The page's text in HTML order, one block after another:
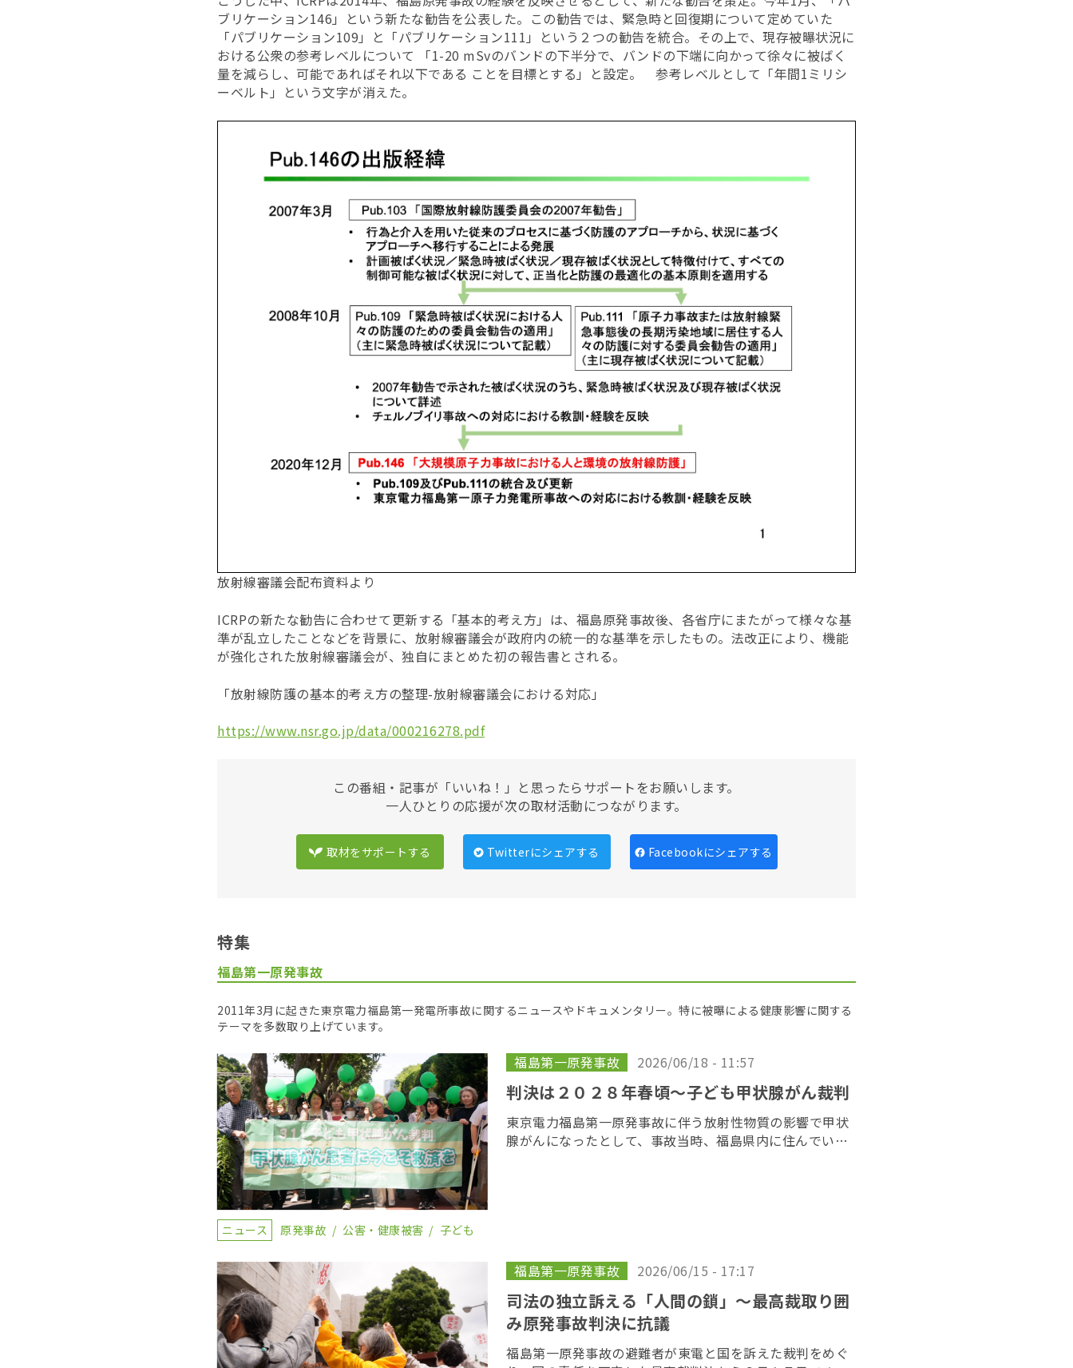
ブリケーション146」という新たな勧告を公表した。この勧告では、緊急時と回復期について定めていた
「パブリケーション109」と「パブリケーション111」という２つの勧告を統合。その上で、現存被曝状況に
おける公衆の参考レベルについて 「1-20 mSvのバンドの下半分で、バンドの下端に向かって徐々に被ばく
量を減らし、可能であればそれ以下である ことを目標とする」と設定。 参考レベルとして「年間1ミリシ
ーベルト」という文字が消えた。
放射線審議会配布資料より
ICRPの新たな勧告に合わせて更新する「基本的考え方」は、福島原発事故後、各省庁にまたがって様々な基
準が乱立したことなどを背景に、放射線審議会が政府内の統一的な基準を示したもの。法改正により、機能
が強化された放射線審議会が、独自にまとめた初の報告書とされる。
「放射線防護の基本的考え方の整理-放射線審議会における対応」
https://www.nsr.go.jp/data/000216278.pdf
この番組・記事が「いいね！」と思ったらサポートをお願いします。
一人ひとりの応援が次の取材活動につながります。
取材をサポートする Twitterにシェアする Facebookにシェアする
特集
福島第一原発事故
2011年3月に起きた東京電力福島第一発電所事故に関するニュースやドキュメンタリー。特に被曝による健康影響に関する
テーマを多数取り上げています。
福島第一原発事故 2026/06/18 - 11:57
判決は２０２８年春頃〜子ども甲状腺がん裁判
東京電力福島第一原発事故に伴う放射性物質の影響で甲状
腺がんになったとして、事故当時、福島県内に住んでいた
ニュース 原発事故 公害・健康被害 子ども
福島第一原発事故 2026/06/15 - 17:17
司法の独立訴える「人間の鎖」〜最高裁取り囲
み原発事故判決に抗議
福島第一原発事故の避難者が東電と国を訴えた裁判をめぐ